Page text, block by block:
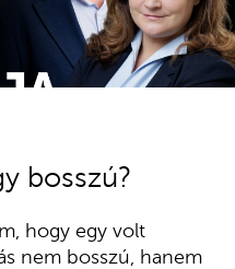
bosszú?
hogy egy volt
nem bosszú, hanem